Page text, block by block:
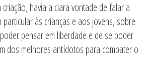
havia a clara vontade de falar a
às crianças e aos jovens, sobre
pensar em liberdade e de se poder
dos melhores antídotos para combater o